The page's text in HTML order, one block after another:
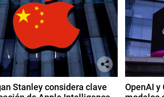
Stanley considera clave
OpenAI